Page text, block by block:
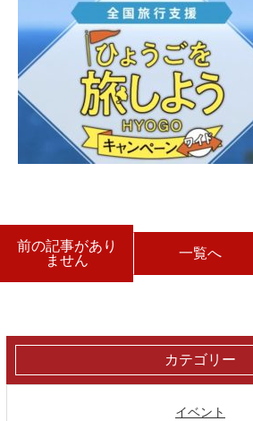
前の記事があり
ません
一覧へ
カテゴリー
イベント